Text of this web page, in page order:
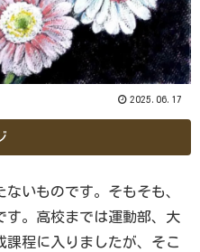
2025.06.17
いものです。そもそも、
す。高校までは運動部、大
課程に入りましたが、そこ